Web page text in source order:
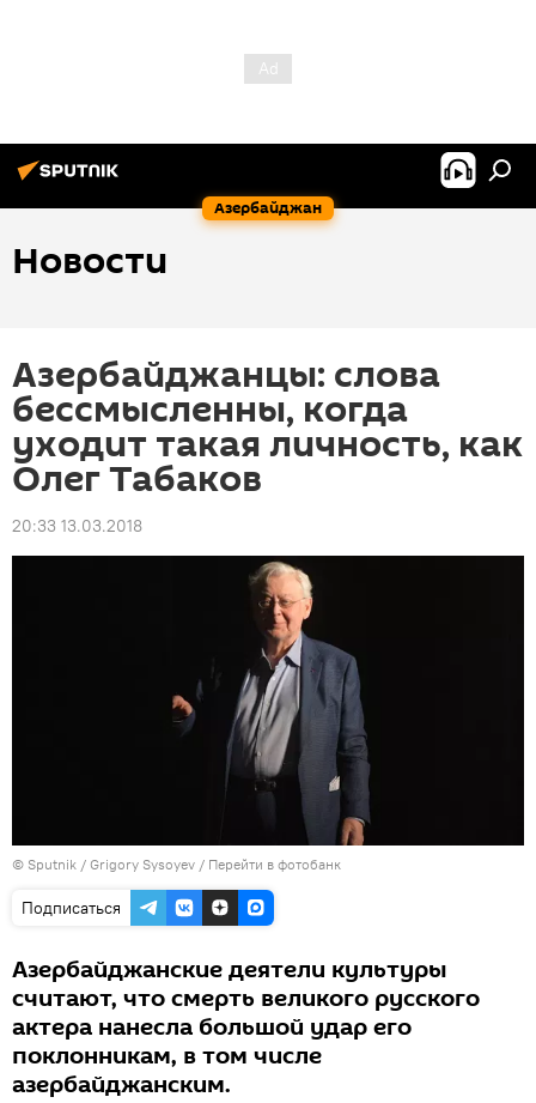
Азербайджан
Новости
Азербайджанцы: слова
бессмысленны, когда
уходит такая личность, как
Олег Табаков
20:33 13.03.2018
© Sputnik / Grigory Sysoyev / Перейти в фотобанк
Подписаться
Азербайджанские деятели культуры
считают, что смерть великого русского
актера нанесла большой удар его
поклонникам, в том числе
азербайджанским.